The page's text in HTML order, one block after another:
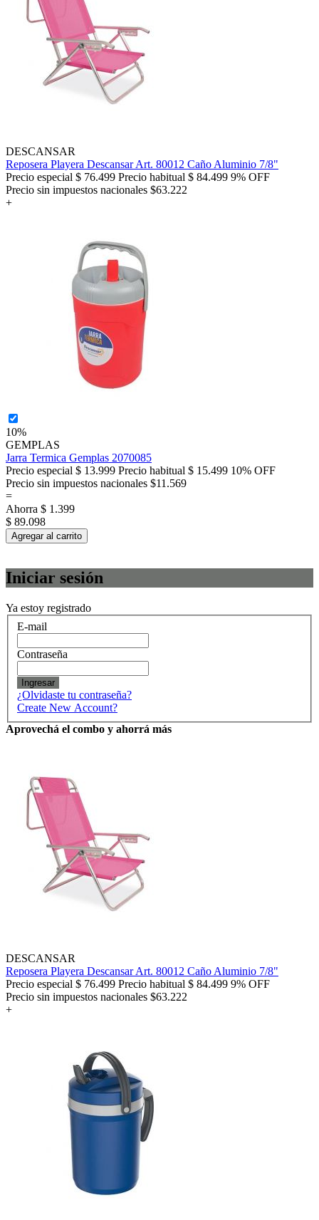
DESCANSAR
Reposera Playera Descansar Art. 80012 Caño Aluminio 7/8"
Precio especial $ 76.499 Precio habitual $ 84.499 9% OFF
Precio sin impuestos nacionales $63.222
+
10%
GEMPLAS
Jarra Termica Gemplas 2070085
Precio especial $ 13.999 Precio habitual $ 15.499 10% OFF
Precio sin impuestos nacionales $11.569
=
Ahorra $ 1.399
$ 89.098
Agregar al carrito
Iniciar sesión
Ya estoy registrado
E-mail
Contraseña
Ingresar
¿Olvidaste tu contraseña?
Create New Account?
Aprovechá el combo y ahorrá más
DESCANSAR
Reposera Playera Descansar Art. 80012 Caño Aluminio 7/8"
Precio especial $ 76.499 Precio habitual $ 84.499 9% OFF
Precio sin impuestos nacionales $63.222
+